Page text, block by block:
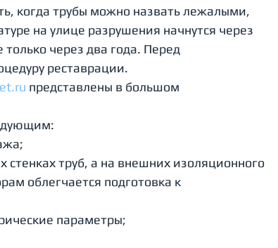
когда трубы можно назвать лежалыми,
на улице разрушения начнутся через
через два года. Перед
реставрации.
представлены в большом
стенках труб, а на внешних изоляционного
облегчается подготовка к
параметры;